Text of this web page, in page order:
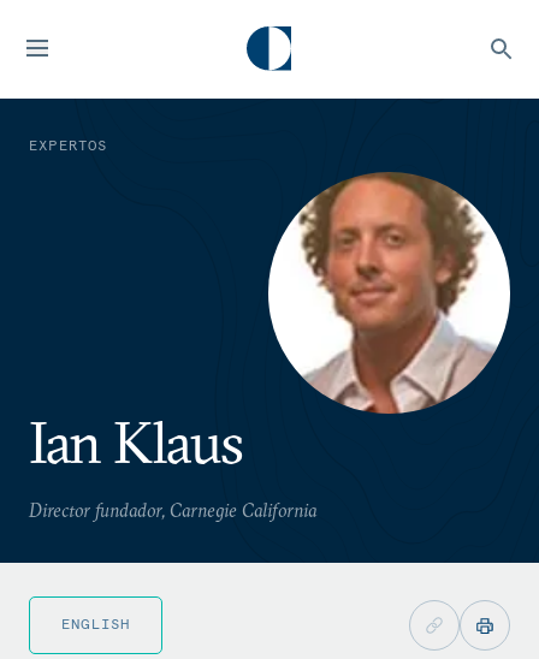
EXPERTOS
Ian Klaus
Director fundador, Carnegie California
ENGLISH